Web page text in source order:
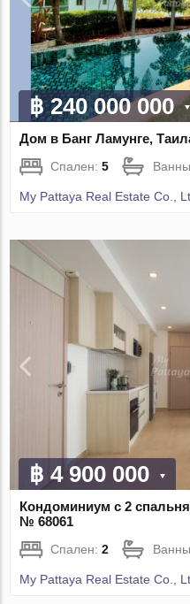
฿ 240 000 000
Дом в Банг Ламунге,
Спален:5
My Pattaya Real Estate Co.,
฿ 4 900 000
Кондоминиум с 2
№ 68061
Спален:2
My Pattaya Real Estate Co.,